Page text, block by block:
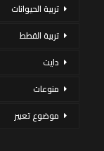
تربية الحيوانات
تربية القطط
دايت
منوعات
موضوع تعبير